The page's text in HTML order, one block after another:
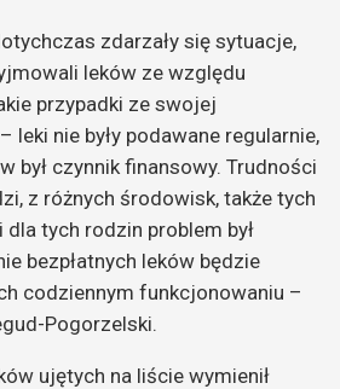
zdarzały się sytuacje,
leków ze względu
przypadki ze swojej
leki nie były podawane regularnie,
był czynnik finansowy. Trudności
z różnych środowisk, także tych
tych rodzin problem był
bezpłatnych leków będzie
codziennym funkcjonowaniu –
Pogorzelski.
ujętych na liście wymienił